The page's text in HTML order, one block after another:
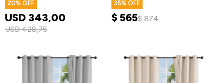
20
USD 343,00
USD 428,75
35
$565$ 874